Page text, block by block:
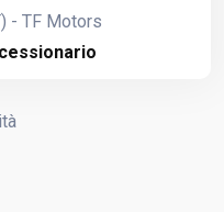
- TF Motors